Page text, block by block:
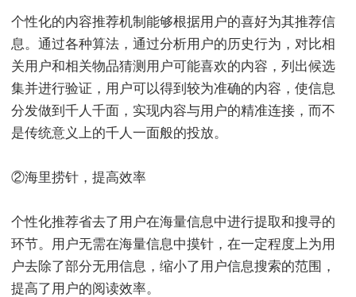
个性化的内容推荐机制能够根据用户的喜好为其推荐信
息。通过各种算法，通过分析用户的历史行为，对比相
关用户和相关物品猜测用户可能喜欢的内容，列出候选
集并进行验证，用户可以得到较为准确的内容，使信息
分发做到千人千面，实现内容与用户的精准连接，而不
是传统意义上的千人一面般的投放。
②海里捞针，提高效率
个性化推荐省去了用户在海量信息中进行提取和搜寻的
环节。用户无需在海量信息中摸针，在一定程度上为用
户去除了部分无用信息，缩小了用户信息搜索的范围，
提高了用户的阅读效率。